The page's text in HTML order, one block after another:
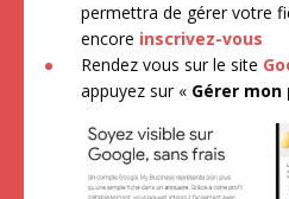
permettra de gérer votre
encore inscrivez-vous
Rendez vous sur le site
appuyez sur « Gérer